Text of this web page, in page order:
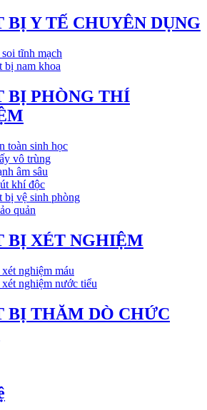
BỊ Y TẾ CHUYÊN DỤNG
tĩnh mạch
bị nam khoa
BỊ PHÒNG THÍ
toàn sinh học
vô trùng
âm sâu
khí độc
bị vệ sinh phòng
quản
BỊ XÉT NGHIỆM
nghiệm máu
nghiệm nước tiểu
BỊ THĂM DÒ CHỨC